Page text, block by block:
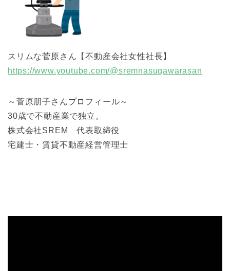
スリムな菅原さん【不動産会社女性社長】
https://www.youtube.com/@sremnasugawarasan
～菅原朋子さんプロフィール～
30歳で不動産業で独立。
株式会社SREM 代表取締役
宅建士・賃貸不動産経営管理士